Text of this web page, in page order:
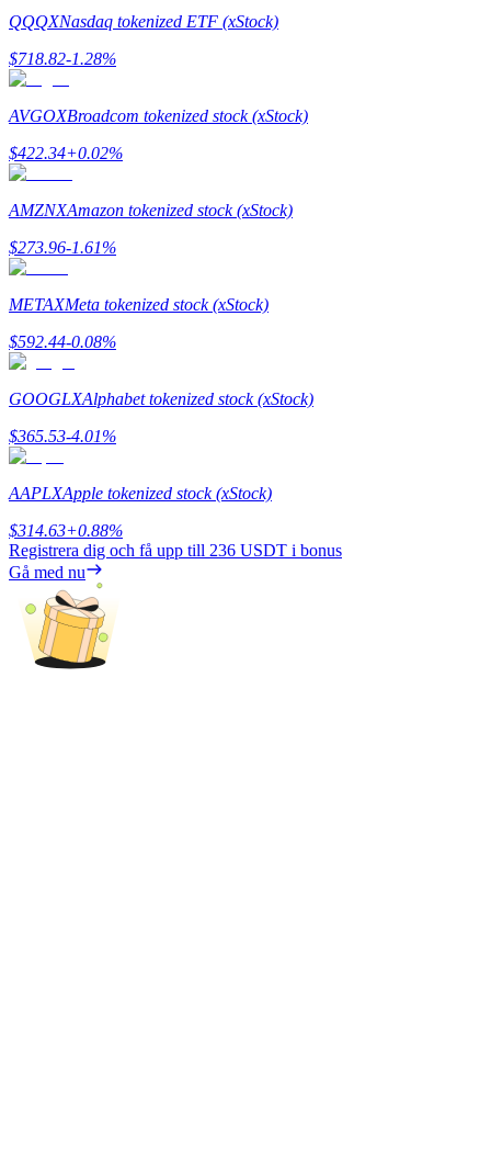
Futures startguide
Handelsstrategier
Lär dig hur du håller dig lönsam
Tjäna
QQQXNasdaq tokenized ETF (xStock)
$718.82-1.28%
AVGOXBroadcom tokenized stock (xStock)
$422.34+0.02%
AMZNXAmazon tokenized stock (xStock)
$273.96-1.61%
METAXMeta tokenized stock (xStock)
$592.44-0.08%
GOOGLXAlphabet tokenized stock (xStock)
$365.53-4.01%
AAPLXApple tokenized stock (xStock)
$314.63+0.88%
Registrera dig och få upp till 236 USDT i bonus
Gå med nu